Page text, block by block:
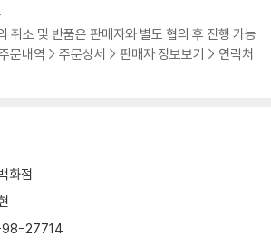
Topic
시되고, 그에 따른 찬반의 의견이 한 문단씩 총 2
지문 속에 소개 됩니다. 학습자들은 각 찬반의 의
장의 빈칸에 채우는 문제와 지문 내용과 관련된
되어 있습니다. 간단한 독해 확인 문제로 지문의
인할 수 있습니다.
취소 및 반품은 판매자와 별도 협의 후 진행 가능
문내역 > 주문상세 > 판매자 정보보기 > 연락처
화점
27714